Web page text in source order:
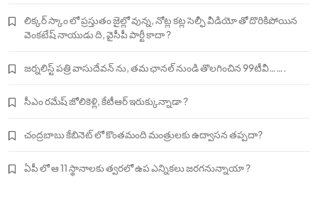
లిక్కర్ స్కాం లో ప్రస్తుతం జైల్లో వున్న, నోట్ల కట్ల సెల్ఫీ వీడియో తో దొరికిపోయిన
వెంకటేష్ నాయుడు ది, వైసీపీ పార్టీ కాదా ?
జర్నలిస్ట్ పత్రి వాసుదేవన్ ను, తమ ఛానల్ నుండి తొలగించిన 99టీవీ…….
సీఎం రమేష్ జోలికెళ్లి, కేటీఆర్ ఇరుక్కున్నాడా ?
చంద్రబాబు కేబినెట్ లో కొంతమంది మంత్రులకు ఉద్వాసన తప్పదా?
ఏపీ లో ఆ 11 స్థానాలకు త్వరలో ఉప ఎన్నికలు జరగనున్నాయా ?